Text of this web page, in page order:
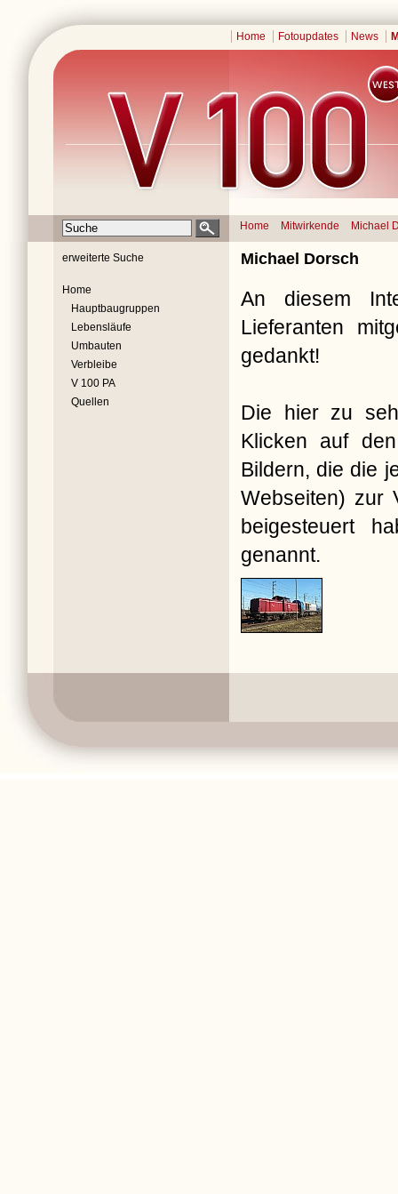
Home Fotoupdates News
Home Mitwirkende Michael
erweiterte Suche
Home
Hauptbaugruppen
Lebensläufe
Umbauten
Verbleibe
V 100 PA
Quellen
Michael Dorsch
An diesem
Lieferanten
gedankt!
Die hier zu
Klicken auf
Bildern, die die
Webseiten) zur
beigesteuert
genannt.